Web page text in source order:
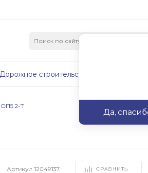
Дорожное строительство
ОП5.2-Т
Артикул12049137 СРАВНИТЬ
Да,